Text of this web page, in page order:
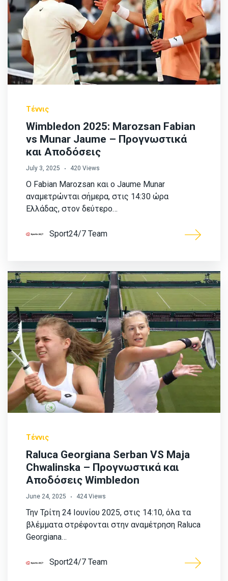
Τέννις
Wimbledon 2025: Marozsan Fabian
vs Munar Jaume – Προγνωστικά
και Αποδόσεις
July 3, 2025 420 Views
Ο Fabian Marozsan και ο Jaume Munar
αναμετρώνται σήμερα, στις 14:30 ώρα
Ελλάδας, στον δεύτερο…
Sport24/7 Team
Τέννις
Raluca Georgiana Serban VS Maja
Chwalinska – Προγνωστικά και
Αποδόσεις Wimbledon
June 24, 2025 424 Views
Την Τρίτη 24 Ιουνίου 2025, στις 14:10, όλα τα
βλέμματα στρέφονται στην αναμέτρηση Raluca
Georgiana…
Sport24/7 Team